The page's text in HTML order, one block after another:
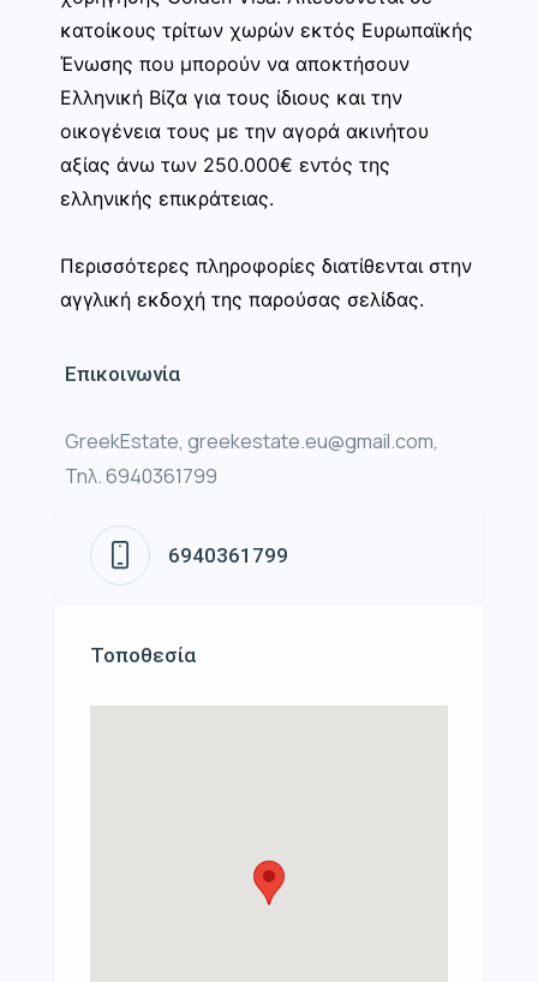
κατοίκους τρίτων χωρών εκτός Ευρωπαϊκής
Ένωσης που μπορούν να αποκτήσουν
Ελληνική Βίζα για τους ίδιους και την
οικογένεια τους με την αγορά ακινήτου
αξίας άνω των 250.000€ εντός της
ελληνικής επικράτειας.
Περισσότερες πληροφορίες διατίθενται στην
αγγλική εκδοχή της παρούσας σελίδας.
Επικοινωνία
GreekEstate, greekestate.eu@gmail.com,
Τηλ. 6940361799
6940361799
Τοποθεσία